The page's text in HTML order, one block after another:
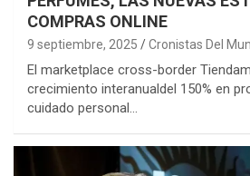
COMPRAS ONLINE
9 septiembre, 2025 Cronistas Del
El marketplace cross-border
crecimiento interanualdel 150% en
cuidado personal…